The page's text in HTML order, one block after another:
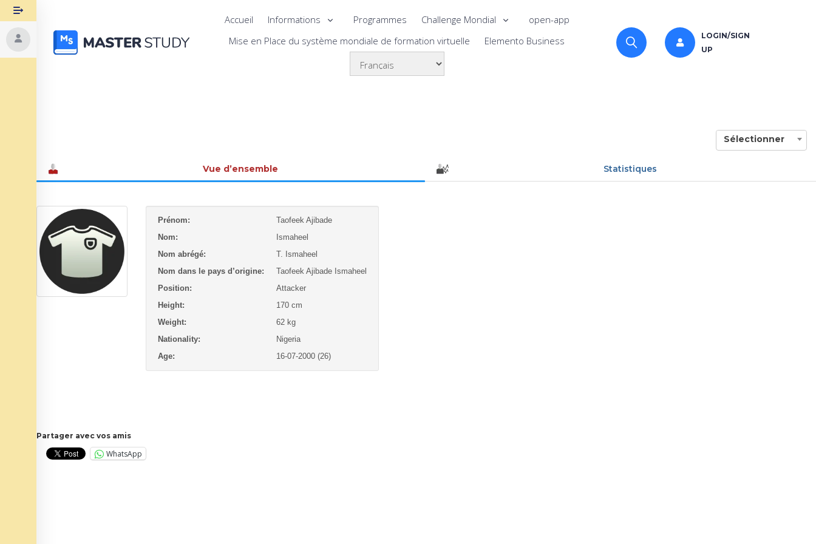
Accueil Informations Programmes Challenge Mondial
open-app
Mise en Place du système mondiale de formation virtuelle
Elemento Business
LOGIN/SIGN
UP
Sélectionner
Vue d’ensemble Statistiques
Prénom:
Taofeek Ajibade
Nom:
Ismaheel
Nom abrégé:
T. Ismaheel
Nom dans le pays d’origine:
Taofeek Ajibade Ismaheel
Position:
Attacker
Height:
170 cm
Weight:
62 kg
Nationality:
Nigeria
Age:
16-07-2000 (26)
Partager avec vos amis
WhatsApp